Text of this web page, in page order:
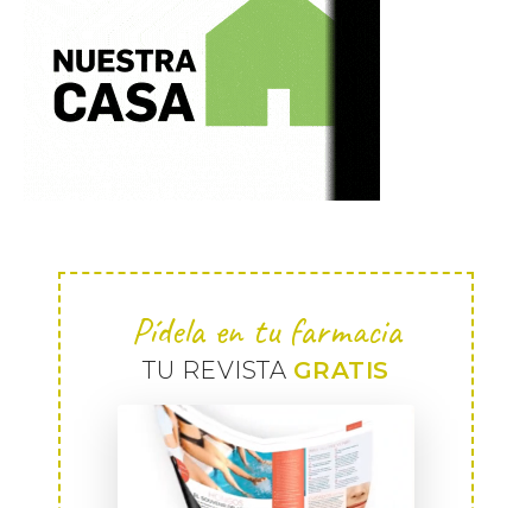
Pídela en tu farmacia
TU REVISTA GRATIS